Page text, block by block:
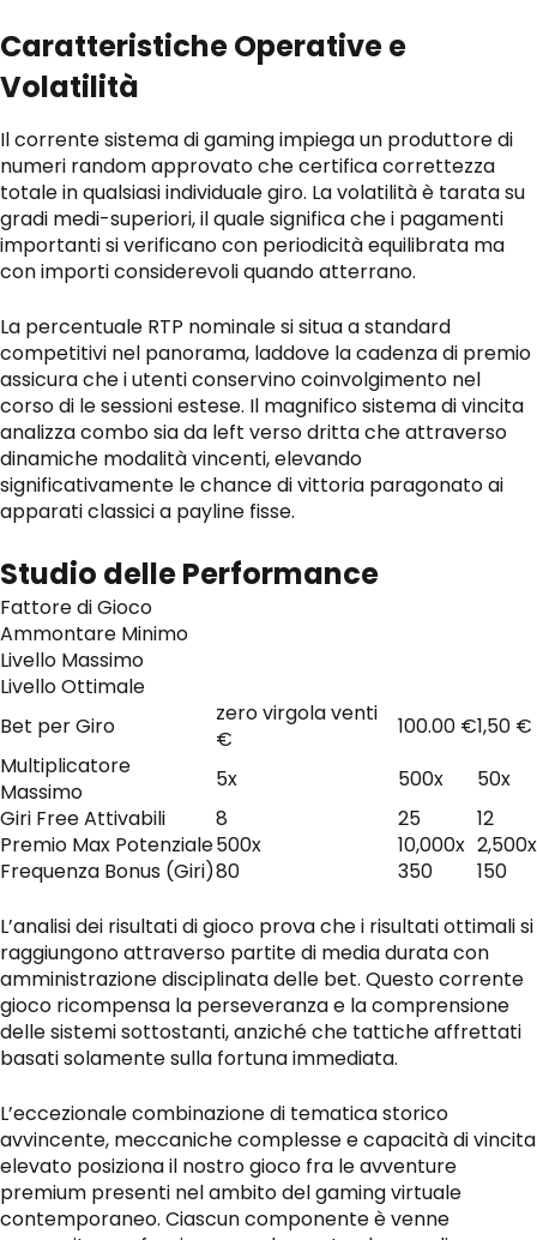
Caratteristiche Operative e
Volatilità
Il corrente sistema di gaming impiega un produttore di
numeri random approvato che certifica correttezza
totale in qualsiasi individuale giro. La volatilità è tarata su
gradi medi-superiori, il quale significa che i pagamenti
importanti si verificano con periodicità equilibrata ma
con importi considerevoli quando atterrano.
La percentuale RTP nominale si situa a standard
competitivi nel panorama, laddove la cadenza di premio
assicura che i utenti conservino coinvolgimento nel
corso di le sessioni estese. Il magnifico sistema di vincita
analizza combo sia da left verso dritta che attraverso
dinamiche modalità vincenti, elevando
significativamente le chance di vittoria paragonato ai
apparati classici a payline fisse.
Studio delle Performance
Fattore di Gioco
Ammontare Minimo
Livello Massimo
Livello Ottimale
Bet per Giro
zero virgola venti
€
100.00 €1,50 €
Multiplicatore
Massimo
5x 500x
50x
Giri Free Attivabili
8 25
12
Premio Max Potenziale500x 10,000x 2,500x
Frequenza Bonus (Giri)80 350
150
L’analisi dei risultati di gioco prova che i risultati ottimali si
raggiungono attraverso partite di media durata con
amministrazione disciplinata delle bet. Questo corrente
gioco ricompensa la perseveranza e la comprensione
delle sistemi sottostanti, anziché che tattiche affrettati
basati solamente sulla fortuna immediata.
L’eccezionale combinazione di tematica storico
avvincente, meccaniche complesse e capacità di vincita
elevato posiziona il nostro gioco fra le avventure
premium presenti nel ambito del gaming virtuale
contemporaneo. Ciascun componente è venne